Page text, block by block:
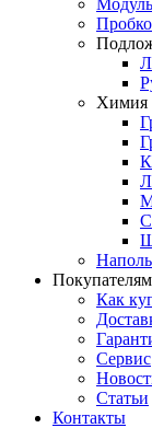
Химия
Покупателям
Как
Сервис
Статьи
Контакты